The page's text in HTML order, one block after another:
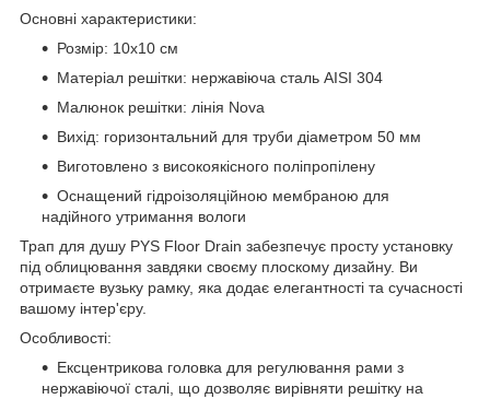
Основні характеристики:
Розмір: 10x10 см
Матеріал решітки: нержавіюча сталь AISI 304
Малюнок решітки: лінія Nova
Вихід: горизонтальний для труби діаметром 50 мм
Виготовлено з високоякісного поліпропілену
Оснащений гідроізоляційною мембраною для
надійного утримання вологи
Трап для душу PYS Floor Drain забезпечує просту установку
під облицювання завдяки своєму плоскому дизайну. Ви
отримаєте вузьку рамку, яка додає елегантності та сучасності
вашому інтер'єру.
Особливості:
Ексцентрикова головка для регулювання рами з
нержавіючої сталі, що дозволяє вирівняти решітку на